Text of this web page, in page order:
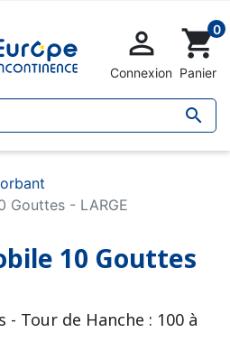


Connexion
shopping_cart0
Panier
Gouttes - LARGE
10 Gouttes
- Tour de Hanche : 100 à